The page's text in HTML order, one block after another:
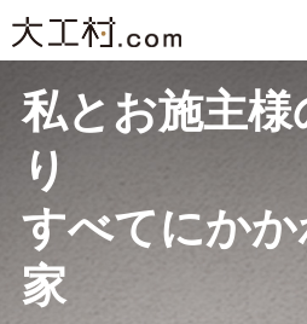
私とお施主様
り
すべてにか
家